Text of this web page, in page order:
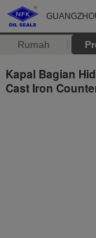
Rumah
Kapal Bagian
Cast Iron